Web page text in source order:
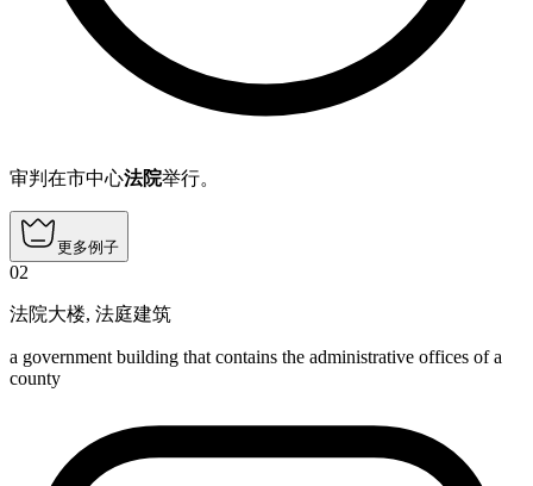
审判在市中心法院举行。
更多例子
02
法院大楼, 法庭建筑
a government building that contains the administrative offices of a
county